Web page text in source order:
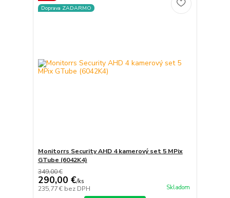
Doprava ZADARMO
Monitorrs Security AHD 4 kamerový set 5 MPix
GTube (6042K4)
349,00 €
290,00 €/ks
235,77 € bez DPH Skladom